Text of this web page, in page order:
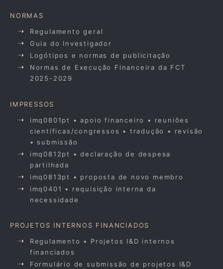
NORMAS
Regulamento geral
Guia do Investigador
Logótipos e normas de publicitação
Normas de Execução Financeira da FCT
2025-2029
IMPRESSOS
imq0801pt • apoio financeiro • reuniões
científicas/congressos • tradução • revisão
• submissão
imq0812pt • declaração de despesa
partilhada
imq0813pt • proposta de novo membro
imq0401 • requisição interna da
necessidade
PROJETOS INTERNOS FINANCIADOS
Regulamento • Projetos I&D internos
financiados
Formulário de submissão de projetos I&D